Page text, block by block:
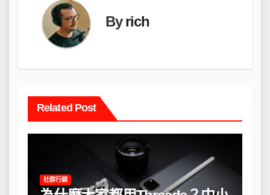
Byrich
Related Post
社群行銷